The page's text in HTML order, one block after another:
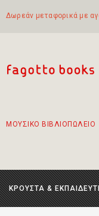
Δωρεάν μεταφορικά με
ΜΟΥΣΙΚΟ ΒΙΒΛΙΟΠΩΛΕΙΟ
ΚΡΟΥΣΤΑ &